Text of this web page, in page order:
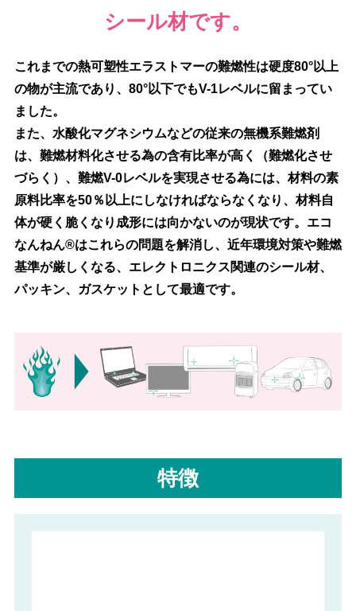
シール材です。
これまでの熱可塑性エラストマーの難燃性は硬度80°以上
の物が主流であり、80°以下でもV-1レベルに留まってい
ました。
また、水酸化マグネシウムなどの従来の無機系難燃剤
は、難燃材料化させる為の含有比率が高く（難燃化させ
づらく）、難燃V-0レベルを実現させる為には、材料の素
原料比率を50％以上にしなければならなくなり、材料自
体が硬く脆くなり成形には向かないのが現状です。エコ
なんねん®はこれらの問題を解消し、近年環境対策や難燃
基準が厳しくなる、エレクトロニクス関連のシール材、
パッキン、ガスケットとして最適です。
特徴